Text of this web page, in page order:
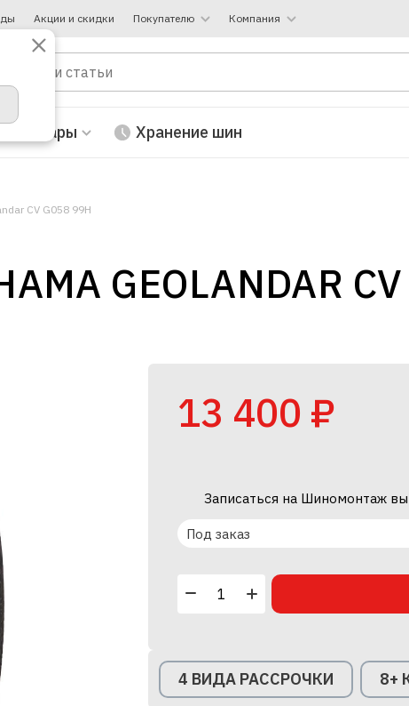
Акции и скидки Покупателю Компания
Хранение шин
CV G058 99H
GEOLANDAR
13 400 ₽
Записаться на Шиномонтаж
Под заказ
4 ВИДА РАССРОЧКИ 8+